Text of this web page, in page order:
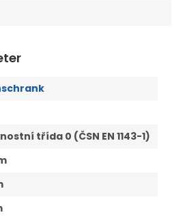
třída 0 (ČSN EN 1143-1)